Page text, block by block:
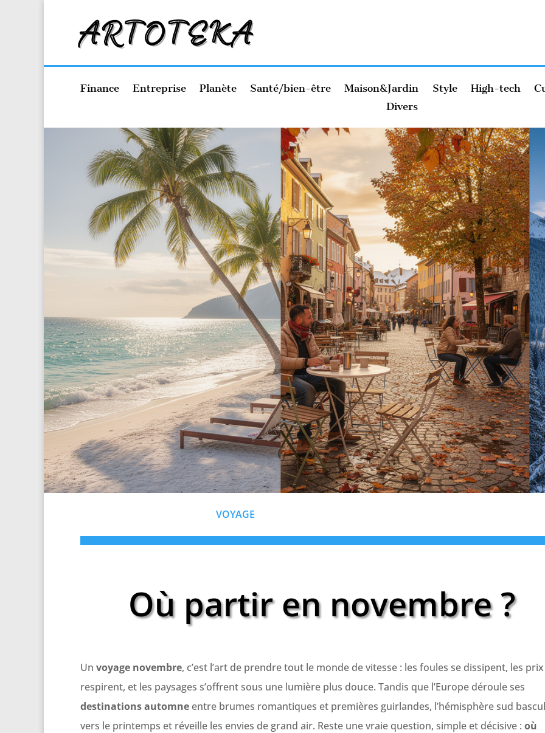
Finance Entreprise Planète Santé/bien-être Maison&Jardin Style High-tech
Divers
VOYAGE
Où partir en novembre ?
Un voyage novembre, c’est l’art de prendre tout le monde de vitesse : les foules se dissipent, les prix
respirent, et les paysages s’offrent sous une lumière plus douce. Tandis que l’Europe déroule ses
destinations automne entre brumes romantiques et premières guirlandes, l’hémisphère sud
vers le printemps et réveille les envies de grand air. Reste une vraie question, simple et décisive : où